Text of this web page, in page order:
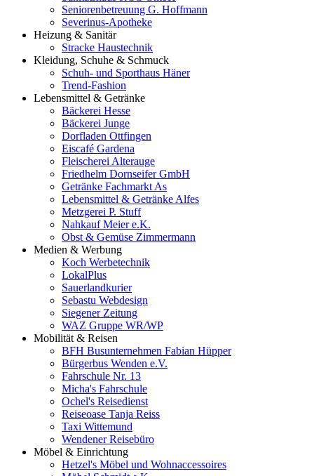
Seniorenbetreuung G. Hoffmann
Severinus-Apotheke
Heizung & Sanitär
Stracke Haustechnik
Kleidung, Schuhe & Schmuck
Schuh- und Sporthaus Häner
Trend-Fashion
Lebensmittel & Getränke
Bäckerei Hesse
Bäckerei Junge
Dorfladen Ottfingen
Eiscafé Gardena
Fleischerei Alterauge
Friedhelm Dornseifer GmbH
Getränke Fachmarkt As
Lebensmittel & Getränke Alfes
Metzgerei P. Stuff
Nahkauf Meier e.K.
Obst & Gemüse Zimmermann
Medien & Werbung
Koch Werbetechnik
LokalPlus
Sauerlandkurier
Sebastu Webdesign
Siegener Zeitung
WAZ Gruppe WR/WP
Mobilität & Reisen
BFH Busunternehmen Fabian Hüpper
Bürgerbus Wenden e.V.
Fahrschule Nr. 13
Micha's Fahrschule
Ochel's Reisedienst
Reiseoase Tanja Reiss
Taxi Wittemund
Wendener Reisebüro
Möbel & Einrichtung
Hetzel's Möbel und Wohnaccessoires